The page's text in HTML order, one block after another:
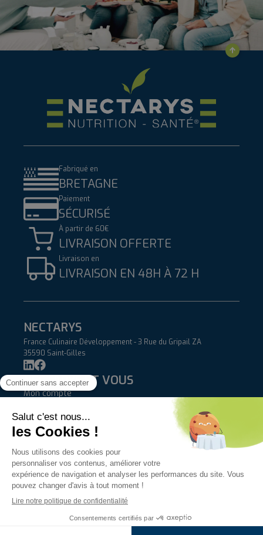
Fabriqué en
BRETAGNE
Paiement
SÉCURISÉ
À partir de 60€
LIVRAISON OFFERTE
Livraison en
LIVRAISON EN 48H À 72 H
NECTARYS
France Culinaire Développement - 3 Rue du Gripail ZA
35590 Saint-Gilles
NECTARYS ET VOUS
Mon compte
AIDE
FAQ
Conditions Générales de Vente
INFORMATIONS
Qui sommes-nous ?
Mentions légales & crédits
Nectarys 2026 © - Imaginé parMédiapilote (Laval) - Développé